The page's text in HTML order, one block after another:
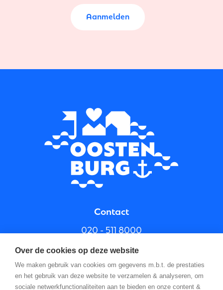
Aanmelden
Contact
020 - 511 8000
info@oostenburg.nl
Over de cookies op deze website
We maken gebruik van cookies om gegevens m.b.t. de prestaties
en het gebruik van deze website te verzamelen & analyseren, om
sociale netwerkfunctionaliteiten aan te bieden en onze content &